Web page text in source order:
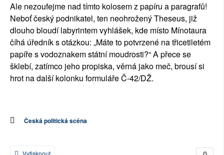
Ale nezoufejme nad tímto kolosem z papíru a paragrafů!
Neboť český podnikatel, ten neohrožený Theseus, již
dlouho bloudí labyrintem vyhlášek, kde místo Mínotaura
číhá úředník s otázkou: „Máte to potvrzené na třicetiletém
papíře s vodoznakem státní moudrosti?“ A přece se
šklebí, zatímco jeho propiska, věrná jako meč, brousí si
hrot na další kolonku formuláře Č-42/DŽ.
Česká politická scéna